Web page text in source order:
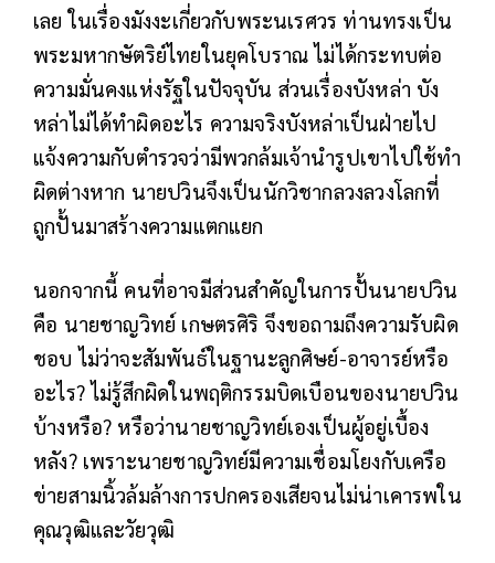
เลย ในเรื่องมังงะเกี่ยวกับพระนเรศวร ท่านทรงเป็น
พระมหากษัตริย์ไทยในยุคโบราณ ไม่ได้กระทบต่อ
ความมั่นคงแห่งรัฐในปัจจุบัน ส่วนเรื่องบังหล่า บัง
หล่าไม่ได้ทำผิดอะไร ความจริงบังหล่าเป็นฝ่ายไป
แจ้งความกับตำรวจว่ามีพวกล้มเจ้านำรูปเขาไปใช้ทำ
ผิดต่างหาก นายปวินจึงเป็นนักวิชากลวงลวงโลกที่
ถูกปั้นมาสร้างความแตกแยก
นอกจากนี้ คนที่อาจมีส่วนสำคัญในการปั้นนายปวิน
คือ นายชาญวิทย์ เกษตรศิริ จึงขอถามถึงความรับผิด
ชอบ ไม่ว่าจะสัมพันธ์ในฐานะลูกศิษย์-อาจารย์หรือ
อะไร? ไม่รู้สึกผิดในพฤติกรรมบิดเบือนของนายปวิน
บ้างหรือ? หรือว่านายชาญวิทย์เองเป็นผู้อยู่เบื้อง
หลัง? เพราะนายชาญวิทย์มีความเชื่อมโยงกับเครือ
ข่ายสามนิ้วล้มล้างการปกครองเสียจนไม่น่าเคารพใน
คุณวุฒิและวัยวุฒิ